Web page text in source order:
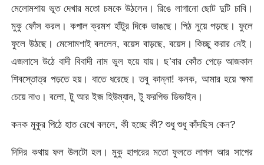
মেলোমশায় ভূত দেখার মতো চমকে উঠলেন। রিঙে লাগানো ছোট দুটি চাবি।
মুকু ফোঁস করল। কপাল ক্রমশ হাঁটুর দিকে ভাঙছে। পিঠ নুয়ে পড়ছে। ফুলে
ফুলে উঠছে। মেসোমশাই বললেন, বয়েস বাড়ছে, বয়েস। কিচ্ছু করার নেই।
এজলাসে উঠে বাদী বিবাদী নাম ভুল হয়ে যায়। ছ’বার কোঁত পেড়ে আজকাল
শিবস্তোত্র পড়তে হয়। বাতে ধরেছে। তবু কান্না! কনক, আমার হয়ে ক্ষমা
চেয়ে নাও। বলো, টু আর ইজ হিউম্যান, টু ফরগিভ ডিভাইন।
কনক মুকুর পিঠে হাত রেখে বললে, কী হচ্ছে কী? শুধু শুধু কাঁদছিস কেন?
দিদির কথায় ফল উলটো হল। মুকু হাপরের মতো ফুলতে লাগল আর সাপের